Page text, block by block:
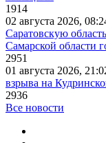
1914
02 августа 2026,
Саратовскую
Самарской области
2951
01 августа 2026,
взрыва на
2936
Все новости